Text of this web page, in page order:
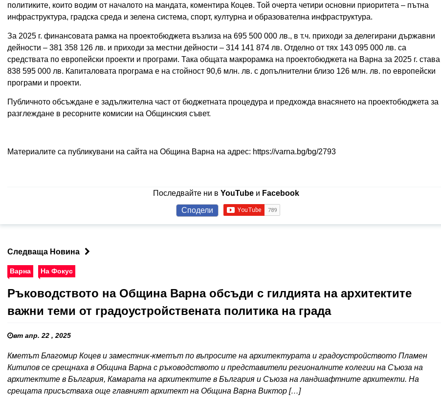
политиките, които водим от началото на мандата, коментира Коцев. Той очерта четири основни приоритета – пътна
инфраструктура, градска среда и зелена система, спорт, културна и образователна инфраструктура.
За 2025 г. финансовата рамка на проектобюджета възлиза на 695 500 000 лв., в т.ч. приходи за делегирани държавни
дейности – 381 358 126 лв. и приходи за местни дейности – 314 141 874 лв. Отделно от тях 143 095 000 лв. са
средствата по европейски проекти и програми. Така общата макрорамка на проектобюджета на Варна за 2025 г. става
838 595 000 лв. Капиталовата програма е на стойност 90,6 млн. лв. с допълнителни близо 126 млн. лв. по европейски
програми и проекти.
Публичното обсъждане е задължителна част от бюджетната процедура и предхожда внасянето на проектобюджета за
разглеждане в ресорните комисии на Общинския съвет.
Материалите са публикувани на сайта на Община Варна на адрес: https://varna.bg/bg/2793
Последвайте ни вYouTube и Facebook
Сподели
Следваща Новина
Варна На Фокус
Ръководството на Община Варна обсъди с гилдията на архитектите
важни теми от градоустройствената политика на града
вт апр. 22 , 2025
Кметът Благомир Коцев и заместник-кметът по въпросите на архитектурата и градоустройството Пламен
Китипов се срещнаха в Община Варна с ръководството и представители регионалните колегии на Съюза на
архитектите в България, Камарата на архитектите в България и Съюза на ландшафтните архитекти. На
срещата присъстваха още главният архитект на Община Варна Виктор […]